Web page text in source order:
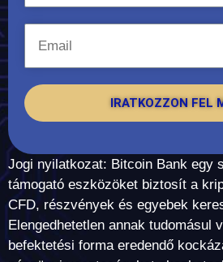
Jogi nyilatkozat: Bitcoin Bank egy
támogató eszközöket biztosít a
CFD, részvények és egyebek
Elengedhetetlen annak tudomásul
befektetési forma eredendő
IRATKOZZON FEL